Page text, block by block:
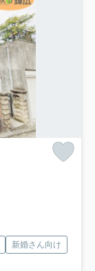
新婚さん向け